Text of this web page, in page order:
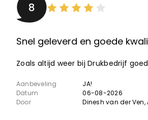
8
Snel geleverd en goede
Zoals altijd weer bij Drukbedrijf
Aanbeveling
JA!
Datum
06-08-2026
Door
Dinesh van der Ven,